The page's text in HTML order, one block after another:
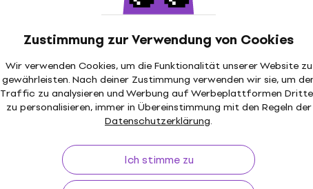
Zustimmung zur Verwendung von Cookies
Wir verwenden Cookies, um die Funktionalität unserer Website zu
gewährleisten. Nach deiner Zustimmung verwenden wir sie, um
Traffic zu analysieren und Werbung auf Werbeplattformen
zu personalisieren, immer in Übereinstimmung mit den Regeln der
Datenschutzerklärung.
Ich stimme zu